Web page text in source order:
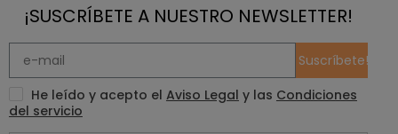
¡SUSCRÍBETE A NUESTRO NEWSLETTER!
Suscríbete!
He leído y acepto el Aviso Legal y las Condiciones
del servicio